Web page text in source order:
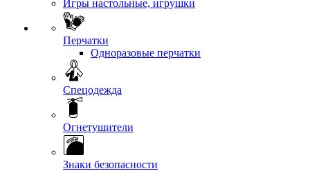
Игры настольные, игрушки
Перчатки
Одноразовые перчатки
Спецодежда
Огнетушители
Знаки безопасности